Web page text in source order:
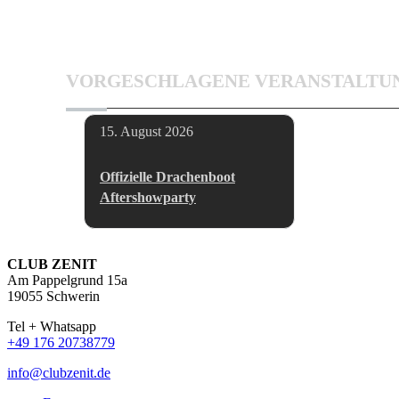
VORGESCHLAGENE
15. August 2026
Offizielle Drachenboot
Aftershowparty
CLUB ZENIT
Am Pappelgrund 15a
19055 Schwerin
Tel + Whatsapp
+49 176 20738779
info@clubzenit.de